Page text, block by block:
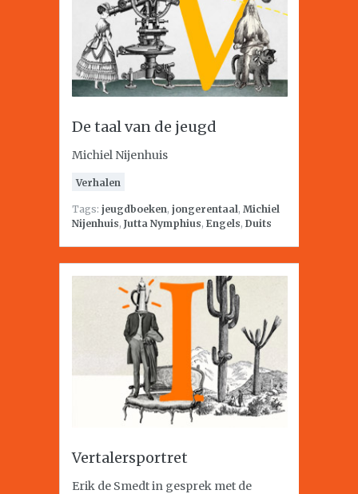
De taal van de jeugd
Michiel Nijenhuis
Verhalen
Tags: jeugdboeken, jongerentaal, Michiel
Nijenhuis, Jutta Nymphius, Engels, Duits
Vertalersportret
Erik de Smedt in gesprek met de